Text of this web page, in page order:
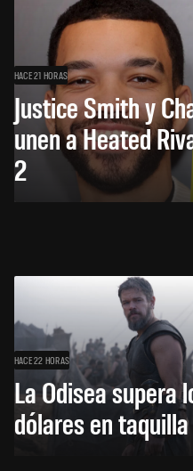
HACE 21 HORAS
Justice Smith y
unen a Heated
2
HACE 22 HORAS
La Odisea supera
dólares en